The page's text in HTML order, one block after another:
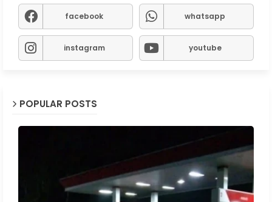
facebook whatsapp
instagram youtube
POPULAR POSTS